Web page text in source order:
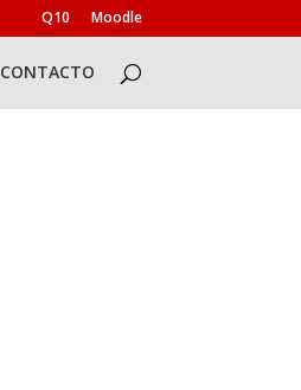
Q10 Moodle
CONTACTO